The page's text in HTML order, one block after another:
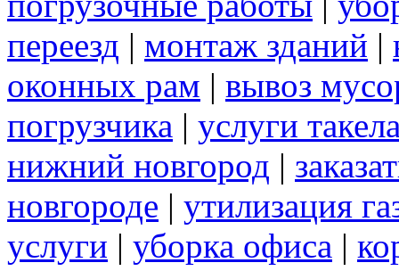
переезд | монтаж зданий |
оконных рам | вывоз
погрузчика | услуги
нижний новгород |
новгороде | утилизация
услуги | уборка офиса |